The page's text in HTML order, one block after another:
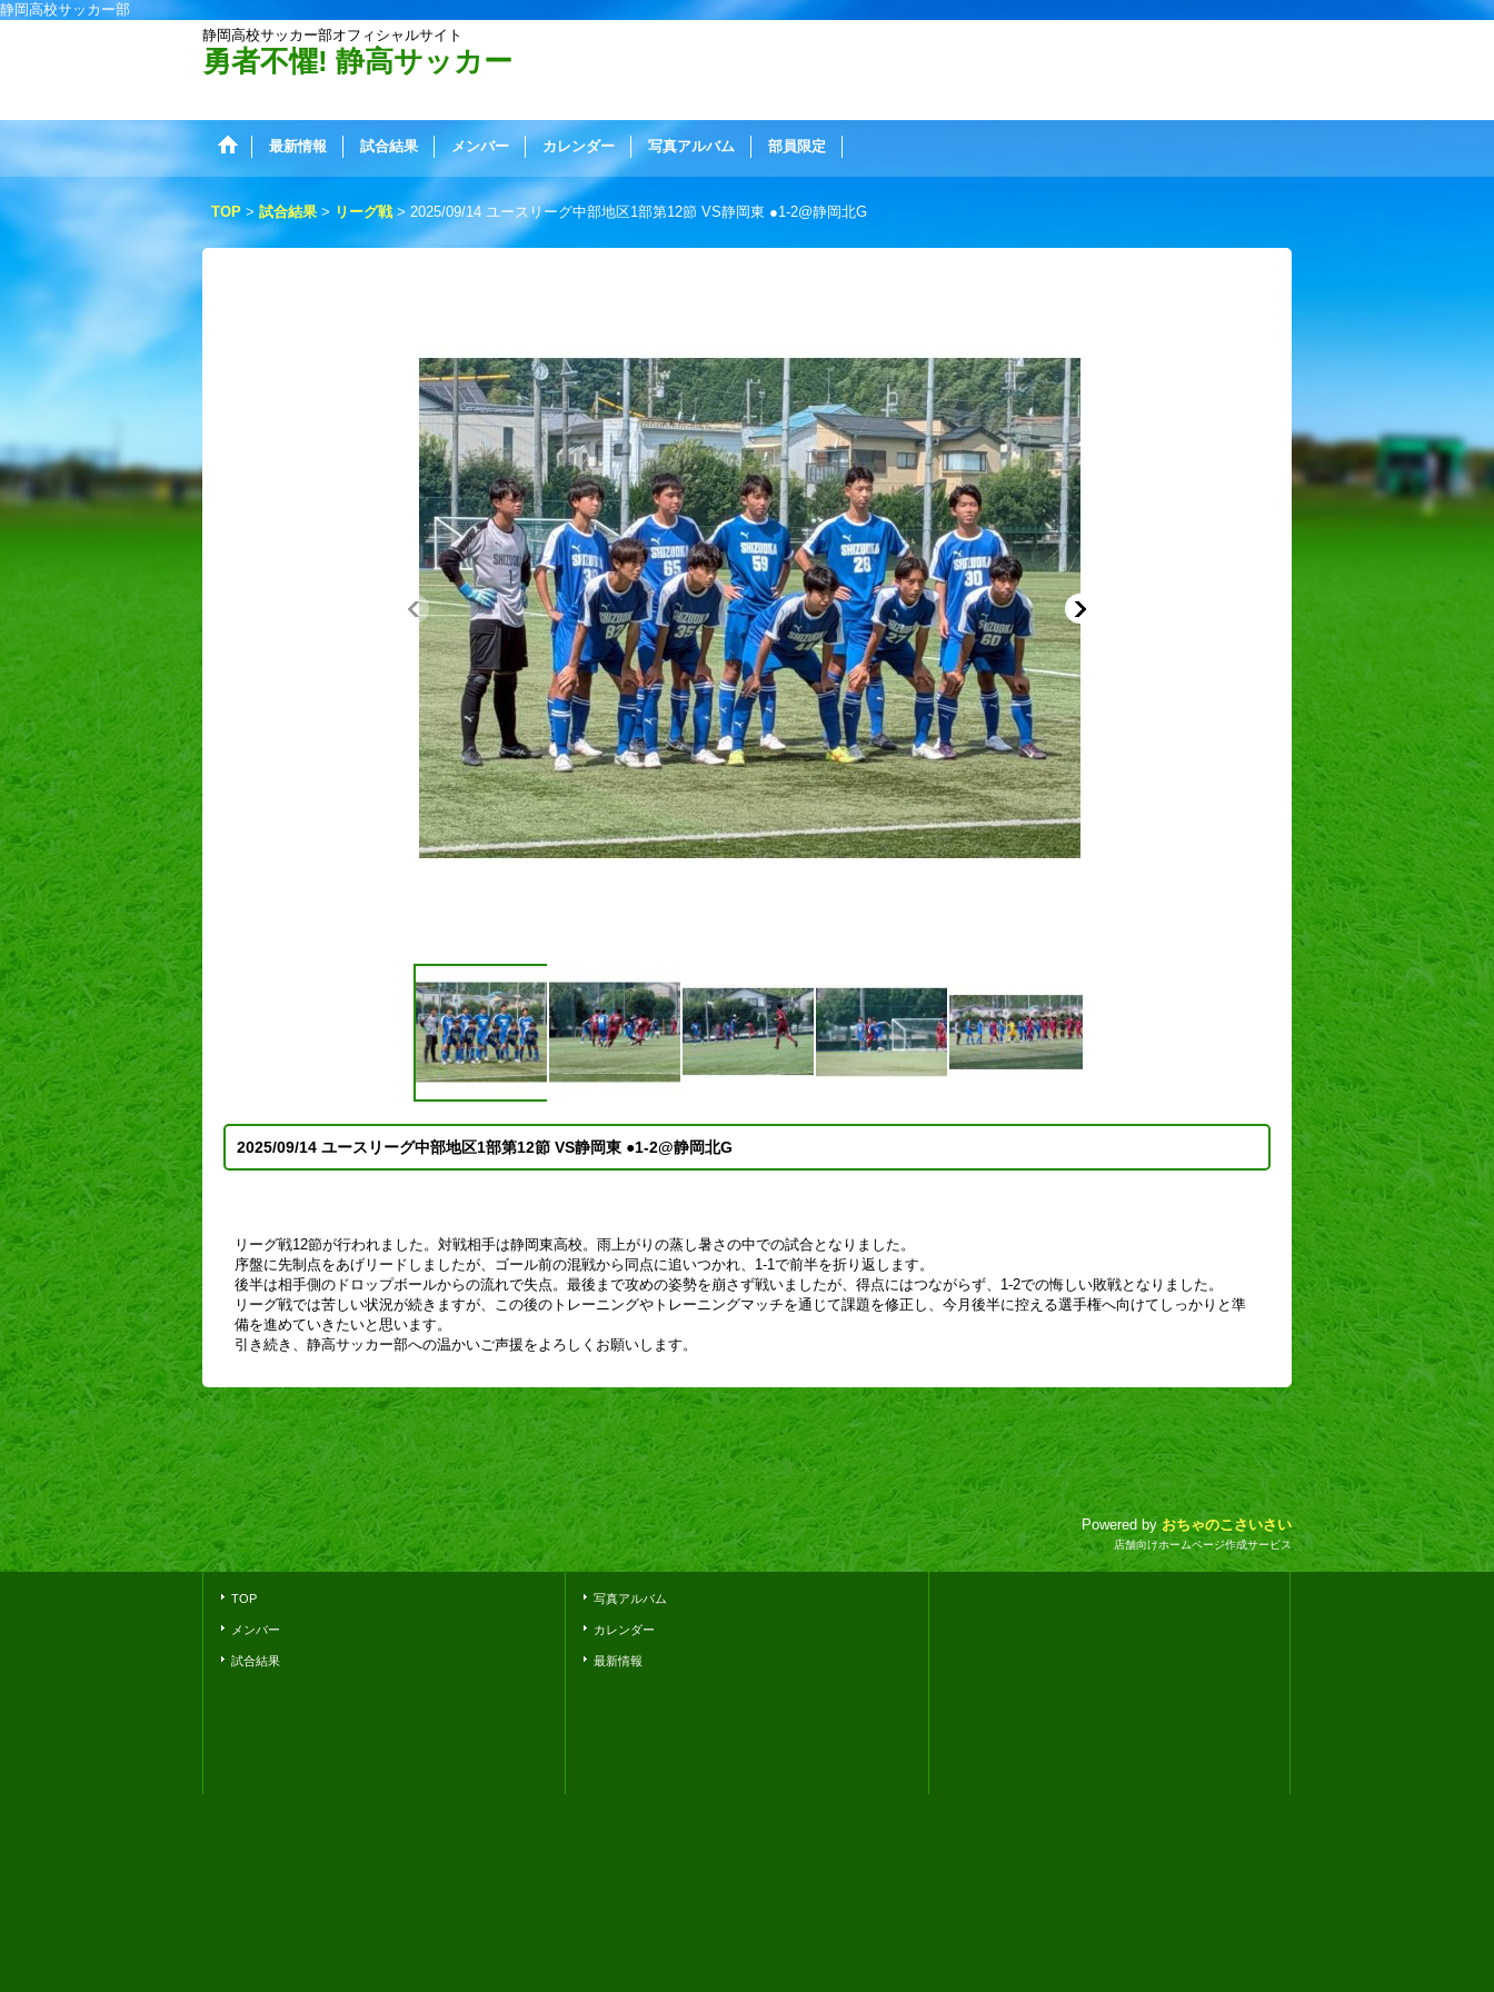
静岡高校サッカー部
静岡高校サッカー部オフィシャルサイト
勇者不懼! 静高サッカー
最新情報 試合結果 メンバー カレンダー 写真アルバム 部員限定
TOP > 試合結果 > リーグ戦 > 2025/09/14 ユースリーグ中部地区1部第12節 VS静岡東 ●1-2@静岡北G
2025/09/14 ユースリーグ中部地区1部第12節 VS静岡東 ●1-2@静岡北G
リーグ戦12節が行われました。対戦相手は静岡東高校。雨上がりの蒸し暑さの中での試合となりました。
序盤に先制点をあげリードしましたが、ゴール前の混戦から同点に追いつかれ、1-1で前半を折り返します。
後半は相手側のドロップボールからの流れで失点。最後まで攻めの姿勢を崩さず戦いましたが、得点にはつながらず、1-2での悔しい敗戦となりました。
リーグ戦では苦しい状況が続きますが、この後のトレーニングやトレーニングマッチを通じて課題を修正し、今月後半に控える選手権へ向けてしっかりと準
備を進めていきたいと思います。
引き続き、静高サッカー部への温かいご声援をよろしくお願いします。
Powered byおちゃのこさいさい
店舗向けホームページ作成サービス
TOP
メンバー
試合結果
写真アルバム
カレンダー
最新情報